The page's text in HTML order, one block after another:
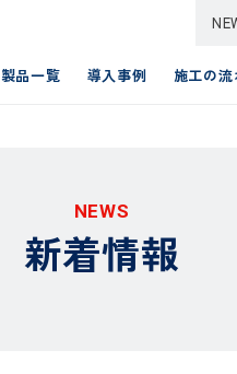
製品一覧 導入事例 施工の流
NEWS
新着情報